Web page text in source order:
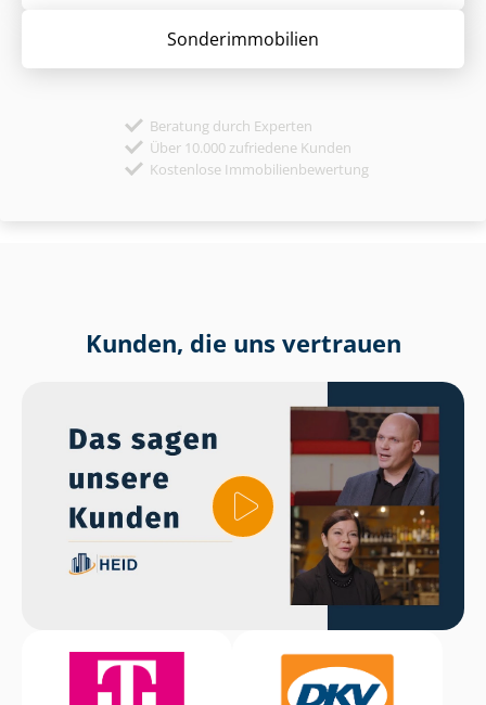
Sonder­immobilien
Beratung durch Experten
Über 10.000 zufriedene Kunden
Kostenlose Immobilienbewertung
Kunden, die uns vertrauen